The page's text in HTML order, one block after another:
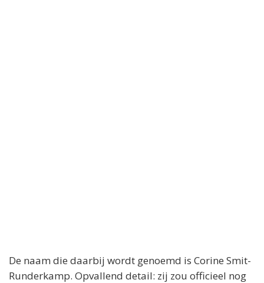
De naam die daarbij wordt genoemd is Corine Smit-
Runderkamp. Opvallend detail: zij zou officieel nog